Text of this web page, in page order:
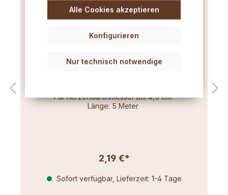
Flachdocht dünn (3x8) 5m
Für Kerzendurchmesser bis 4,5 cm.
Länge: 5 Meter
2,19 €*
Sofort verfügbar, Lieferzeit: 1-4 Tage
Nur technisch notwendige
Konfigurieren
Alle Cookies akzeptieren